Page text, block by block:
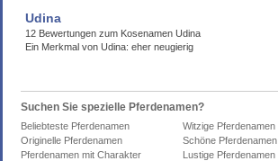
Udina
12 Bewertungen zum Kosenamen Udina
Ein Merkmal von Udina: eher neugierig
Suchen Sie spezielle Pferdenamen?
Beliebteste Pferdenamen Witzige Pferdenamen
Originelle Pferdenamen
Schöne Pferdenamen
Pferdenamen mit Charakter
Lustige Pferdenamen